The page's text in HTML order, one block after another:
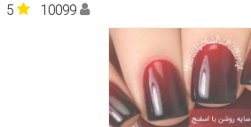
5 10099